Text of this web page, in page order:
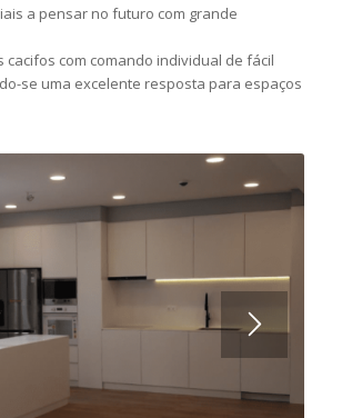
a pensar no futuro com grande
cacifos com comando individual de fácil
se uma excelente resposta para espaços